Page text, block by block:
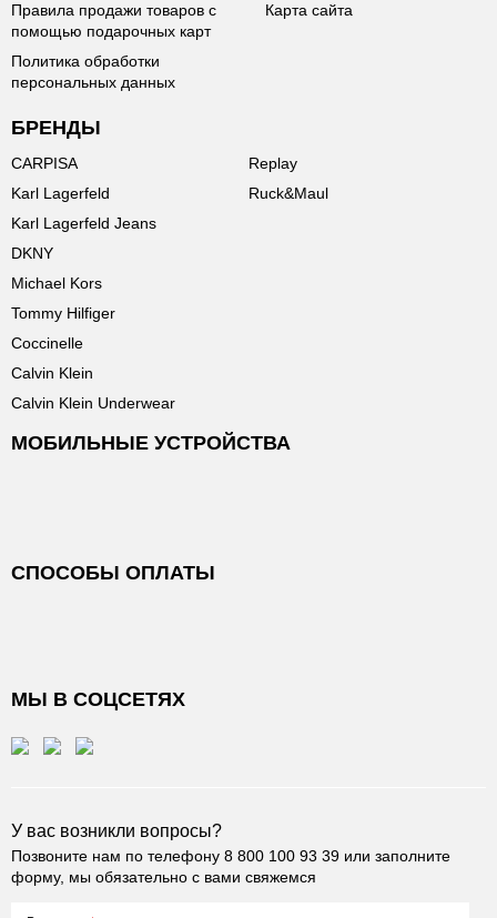
Правила продажи товаров с
помощью подарочных карт
Политика обработки
персональных данных
Карта сайта
БРЕНДЫ
CARPISA
Karl Lagerfeld
Karl Lagerfeld Jeans
DKNY
Michael Kors
Tommy Hilfiger
Coccinelle
Calvin Klein
Calvin Klein Underwear
Replay
Ruck&Maul
МОБИЛЬНЫЕ УСТРОЙСТВА
СПОСОБЫ ОПЛАТЫ
МЫ В СОЦСЕТЯХ
У вас возникли вопросы?
Позвоните нам по телефону 8 800 100 93 39 или заполните
форму, мы обязательно с вами свяжемся